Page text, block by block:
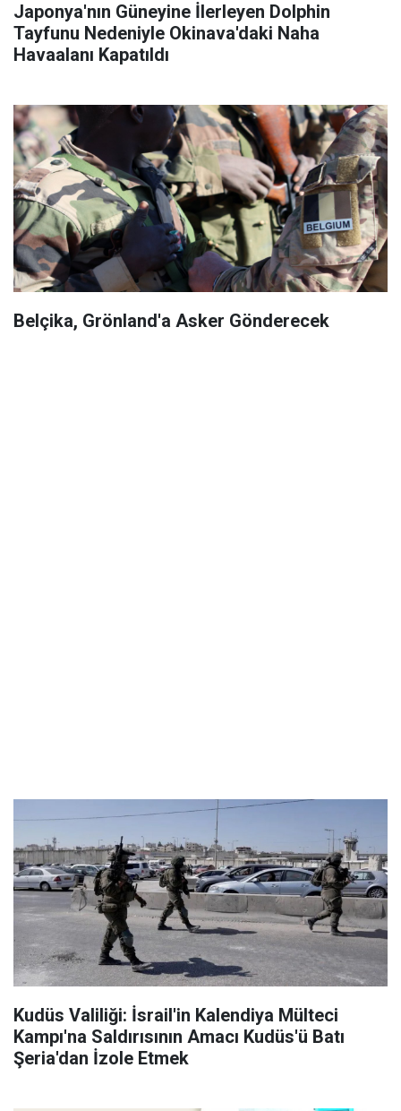
Japonya'nın Güneyine İlerleyen Dolphin
Tayfunu Nedeniyle Okinava'daki Naha
Havaalanı Kapatıldı
Belçika, Grönland'a Asker Gönderecek
Kudüs Valiliği: İsrail'in Kalendiya Mülteci
Kampı'na Saldırısının Amacı Kudüs'ü Batı
Şeria'dan İzole Etmek